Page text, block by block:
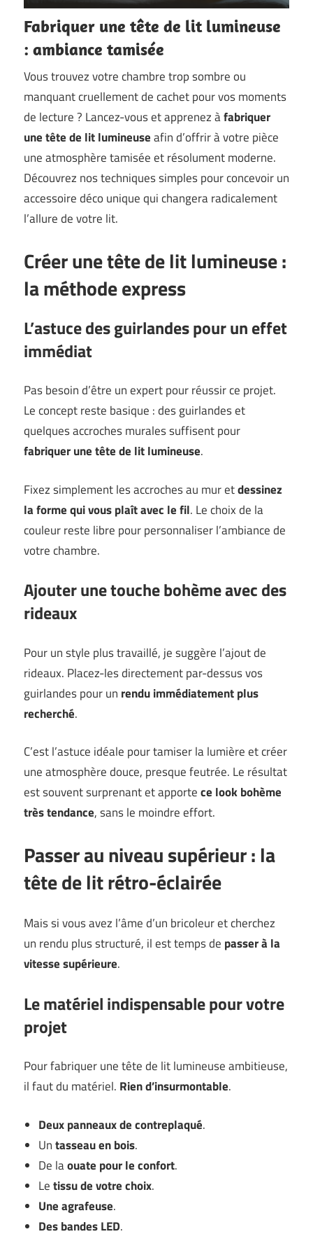
Fabriquer une tête de lit lumineuse
: ambiance tamisée
Vous trouvez votre chambre trop sombre ou
manquant cruellement de cachet pour vos moments
de lecture ? Lancez-vous et apprenez àfabriquer
une tête de lit lumineuseafin d’offrir à votre pièce
une atmosphère tamisée et résolument moderne.
Découvrez nos techniques simples pour concevoir un
accessoire déco unique qui changera radicalement
l’allure de votre lit.
Créer une tête de lit lumineuse :
la méthode express
L’astuce des guirlandes pour un effet
immédiat
Pas besoin d’être un expert pour réussir ce projet.
Le concept reste basique : des guirlandes et
quelques accroches murales suffisent pour
fabriquer une tête de lit lumineuse.
Fixez simplement les accroches au mur etdessinez
la forme qui vous plaît avec le fil. Le choix de la
couleur reste libre pour personnaliser l’ambiance de
votre chambre.
Ajouter une touche bohème avec des
rideaux
Pour un style plus travaillé, je suggère l’ajout de
rideaux. Placez-les directement par-dessus vos
guirlandes pour un rendu immédiatement plus
recherché.
C’est l’astuce idéale pour tamiser la lumière et créer
une atmosphère douce, presque feutrée. Le résultat
est souvent surprenant et apportece look bohème
très tendance, sans le moindre effort.
Passer au niveau supérieur : la
tête de lit rétro-éclairée
Mais si vous avez l’âme d’un bricoleur et cherchez
un rendu plus structuré, il est temps de passer à la
vitesse supérieure.
Le matériel indispensable pour votre
projet
Pour fabriquer une tête de lit lumineuse ambitieuse,
il faut du matériel. Rien d’insurmontable.
Deux panneaux de contreplaqué.
Untasseau en bois.
De laouate pour le confort.
Letissu de votre choix.
Une agrafeuse.
Des bandes LED.